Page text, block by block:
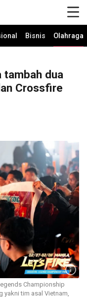
Bisnis Olahraga
tambah dua
Crossfire
Championship
yakni tim asal Vietnam,